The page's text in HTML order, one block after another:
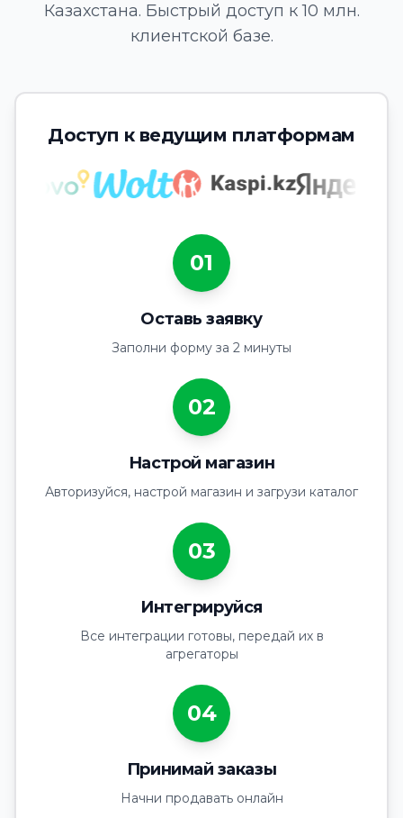
Казахстана. Быстрый доступ к 10 млн.
клиентской базе.
Доступ к ведущим платформам
01
Оставь заявку
Заполни форму за 2 минуты
02
Настрой магазин
Авторизуйся, настрой магазин и загрузи каталог
03
Интегрируйся
Все интеграции готовы, передай их в
агрегаторы
04
Принимай заказы
Начни продавать онлайн